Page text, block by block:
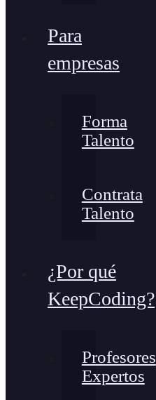
Para
empresas
Forma
Talento
Contrata
Talento
¿Por qué
KeepCoding?
Profesores
Expertos